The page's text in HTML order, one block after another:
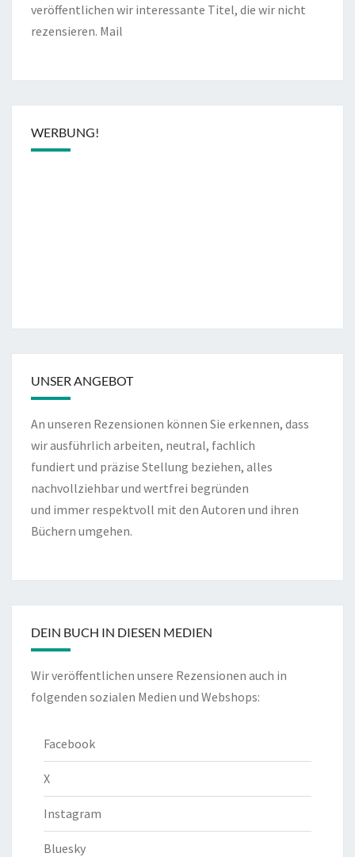
veröffentlichen wir interessante Titel, die wir nicht
rezensieren. Mail
WERBUNG!
UNSER ANGEBOT
An unseren Rezensionen können Sie erkennen, dass
wir ausführlich arbeiten, neutral, fachlich
fundiert und präzise Stellung beziehen, alles
nachvollziehbar und wertfrei begründen
und immer respektvoll mit den Autoren und ihren
Büchern umgehen.
DEIN BUCH IN DIESEN MEDIEN
Wir veröffentlichen unsere Rezensionen auch in
folgenden sozialen Medien und Webshops:
Facebook
X
Instagram
Bluesky